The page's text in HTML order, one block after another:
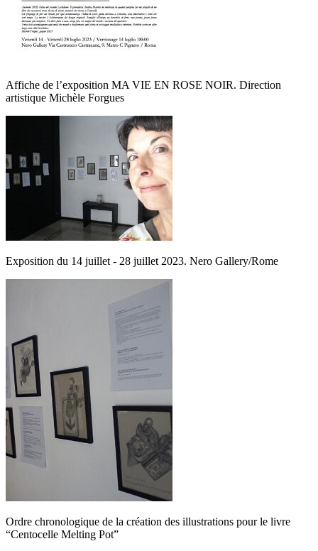
Affiche de l’exposition MA VIE EN ROSE NOIR. Direction
artistique Michèle Forgues
Exposition du 14 juillet - 28 juillet 2023. Nero Gallery/Rome
Ordre chronologique de la création des illustrations pour le livre
“Centocelle Melting Pot”